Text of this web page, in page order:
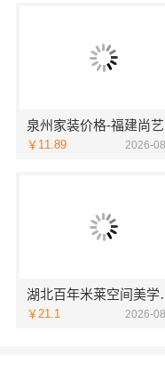
￥11.89 2026-
湖北百年米莱空
￥21.1 2026-